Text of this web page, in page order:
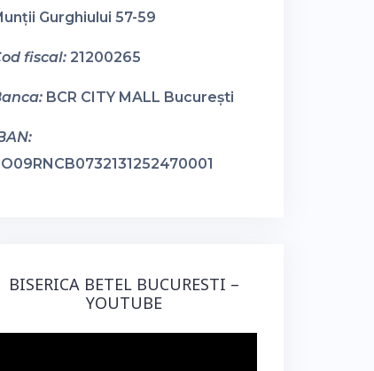
Gurghiului 57-59
fiscal: 21200265
BCR CITY MALL București
BISERICA BETEL BUCURESTI –
YOUTUBE